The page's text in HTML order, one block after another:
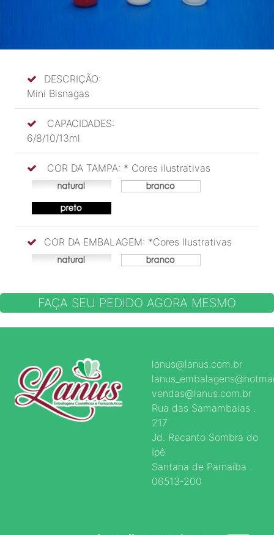
DESCRIÇÃO:
Mini Bisnagas
CAPACIDADES:
6/8/10/13ml
COR DA TAMPA: * Cores ilustrativas
COR DA EMBALAGEM: *Cores Ilustrativas
FAÇA SEU PEDIDO AGORA MESMO
lanus@lanus.com.br
vendas@lanus.com.br
Rua das Samambaias .
217
Jd. Recanto Sombra do
Ipê
Santana de Parnaíba .
06513-200